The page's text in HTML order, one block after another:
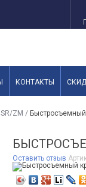
КОНТАКТЫ
ZM /
Оставить отзыв